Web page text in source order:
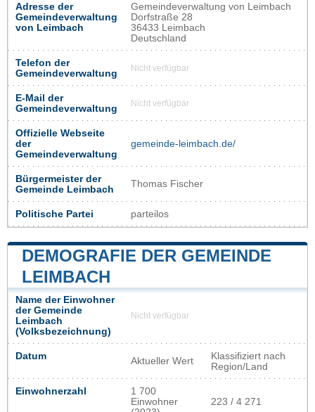
Adresse der
Gemeindeverwaltung
von Leimbach
Gemeindeverwaltung von Leimbach
Dorfstraße 28
36433 Leimbach
Deutschland
Telefon der
Gemeindeverwaltung
Nicht verfügbar
E-Mail der
Gemeindeverwaltung
Nicht verfügbar
Offizielle Webseite
der
Gemeindeverwaltung
gemeinde-leimbach.de/
Bürgermeister der
Gemeinde Leimbach
Thomas Fischer
Politische Partei parteilos
DEMOGRAFIE DER GEMEINDE
LEIMBACH
Name der Einwohner
der Gemeinde
Leimbach
(Volksbezeichnung)
Nicht verfügbar
Datum Aktueller Wert
Klassifiziert nach
Region/Land
Einwohnerzahl
1 700
Einwohner
223 / 4 271